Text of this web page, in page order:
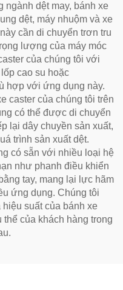
ngành dệt may, bánh xe
dệt, máy nhuộm và xe
cần di chuyển trơn tru
lượng của máy móc
của chúng tôi với
cao su hoặc
hợp với ứng dụng này.
caster của chúng tôi trên
có thể được di chuyển
lại dây chuyền sản xuất,
trình sản xuất dệt.
có sẵn với nhiều loại hệ
như phanh điều khiển
tay, mang lại lực hãm
ứng dụng. Chúng tôi
hiệu suất của bánh xe
của khách hàng trong